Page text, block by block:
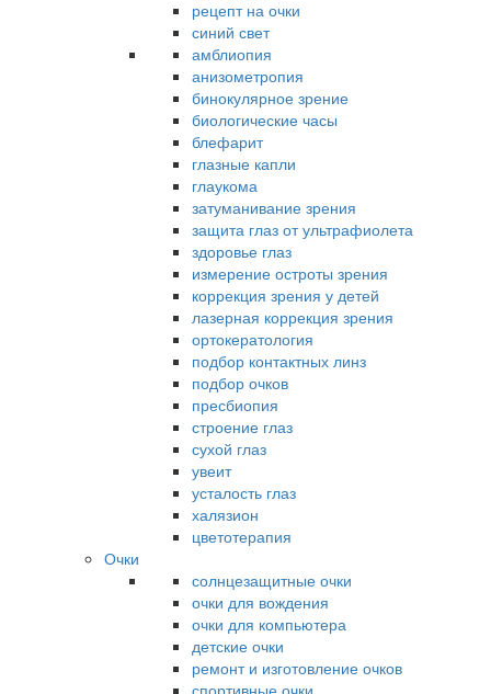
рецепт на очки
синий свет
амблиопия
анизометропия
бинокулярное зрение
биологические часы
блефарит
глазные капли
глаукома
затуманивание зрения
защита глаз от ультрафиолета
здоровье глаз
измерение остроты зрения
коррекция зрения у детей
лазерная коррекция зрения
ортокератология
подбор контактных линз
подбор очков
пресбиопия
строение глаз
сухой глаз
увеит
усталость глаз
халязион
цветотерапия
Очки
солнцезащитные очки
очки для вождения
очки для компьютера
детские очки
ремонт и изготовление очков